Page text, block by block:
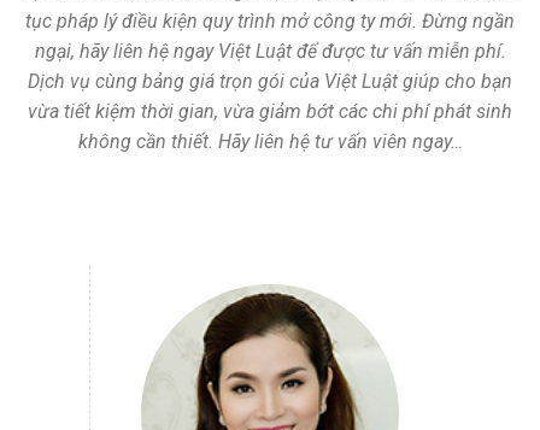
tục pháp lý điều kiện quy trình mở công ty mới. Đừng ngần
ngại, hãy liên hệ ngay Việt Luật để được tư vấn miễn phí.
Dịch vụ cùng bảng giá trọn gói của Việt Luật giúp cho bạn
vừa tiết kiệm thời gian, vừa giảm bớt các chi phí phát sinh
không cần thiết. Hãy liên hệ tư vấn viên ngay…